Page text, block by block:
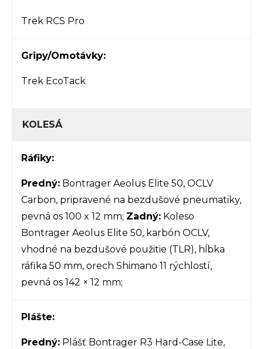
Trek RCS Pro
Gripy/Omotávky:
Trek EcoTack
KOLESÁ
Ráfiky:
Predný: Bontrager Aeolus Elite 50, OCLV
Carbon, pripravené na bezdušové pneumatiky,
pevná os 100 x 12 mm; Zadný: Koleso
Bontrager Aeolus Elite 50, karbón OCLV,
vhodné na bezdušové použitie (TLR), hĺbka
ráfika 50 mm, orech Shimano 11 rýchlostí,
pevná os 142 × 12 mm;
Plášte:
Predný: Plášť Bontrager R3 Hard-Case Lite,